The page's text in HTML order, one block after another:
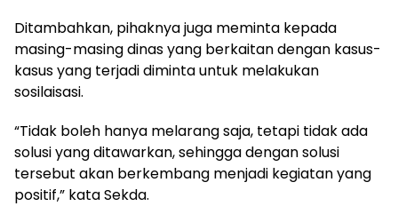
Ditambahkan, pihaknya juga meminta kepada
masing-masing dinas yang berkaitan dengan kasus-
kasus yang terjadi diminta untuk melakukan
sosilaisasi.
“Tidak boleh hanya melarang saja, tetapi tidak ada
solusi yang ditawarkan, sehingga dengan solusi
tersebut akan berkembang menjadi kegiatan yang
positif,” kata Sekda.